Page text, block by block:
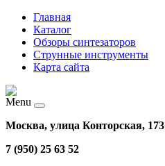
Главная
Каталог
Обзоры синтезаторов
Струнные инструменты
Карта сайта
Menu
Москва, улица Конторская, 173
7 (950) 25 63 52